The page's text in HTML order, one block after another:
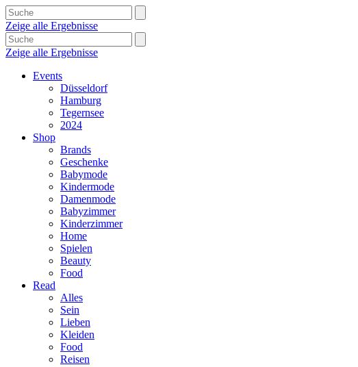
Zeige alle Ergebnisse
Zeige alle Ergebnisse
Events
Düsseldorf
Hamburg
Tegernsee
2024
Shop
Brands
Geschenke
Babymode
Kindermode
Damenmode
Babyzimmer
Kinderzimmer
Home
Spielen
Beauty
Food
Read
Alles
Sein
Lieben
Kleiden
Food
Reisen